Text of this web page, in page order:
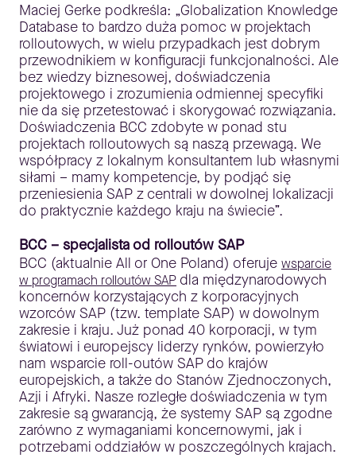
Maciej Gerke podkreśla: „Globalization Knowledge
Database to bardzo duża pomoc w projektach
rolloutowych, w wielu przypadkach jest dobrym
przewodnikiem w konfiguracji funkcjonalności. Ale
bez wiedzy biznesowej, doświadczenia
projektowego i zrozumienia odmiennej specyfiki
nie da się przetestować i skorygować rozwiązania.
Doświadczenia BCC zdobyte w ponad stu
projektach rolloutowych są naszą przewagą. We
współpracy z lokalnym konsultantem lub własnymi
siłami – mamy kompetencje, by podjąć się
przeniesienia SAP z centrali w dowolnej lokalizacji
do praktycznie każdego kraju na świecie”.
BCC – specjalista od rolloutów SAP
BCC (aktualnie All or One Poland) oferuje wsparcie
w programach rolloutów SAP dla międzynarodowych
koncernów korzystających z korporacyjnych
wzorców SAP (tzw. template SAP) w dowolnym
zakresie i kraju. Już ponad 40 korporacji, w tym
światowi i europejscy liderzy rynków, powierzyło
nam wsparcie roll-outów SAP do krajów
europejskich, a także do Stanów Zjednoczonych,
Azji i Afryki. Nasze rozległe doświadczenia w tym
zakresie są gwarancją, że systemy SAP są zgodne
zarówno z wymaganiami koncernowymi, jak i
potrzebami oddziałów w poszczególnych krajach.